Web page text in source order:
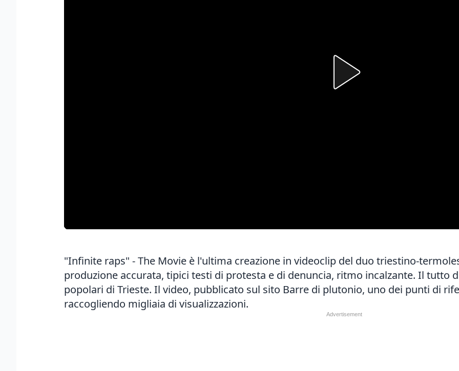
"Infinite raps" - The Movie è l'ultima creazione in videoclip del duo triestino-
produzione accurata, tipici testi di protesta e di denuncia, ritmo incalzante. Il tutto
popolari di Trieste. Il video, pubblicato sul sito Barre di plutonio, uno dei punti di
raccogliendo migliaia di visualizzazioni.